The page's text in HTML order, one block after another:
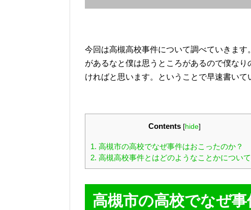
今回は高槻高校事件について調べていきま
があるなと僕は思うところがあるので僕な
ければと思います。ということで早速書いて
Contents [hide]
1. 高槻市の高校でなぜ事件はおこったのか？
2. 高槻高校事件とはどのようなことかについて
高槻市の高校でなぜ